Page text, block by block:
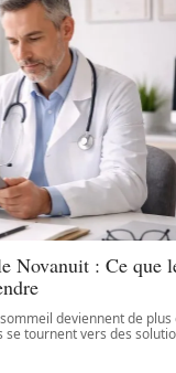
Novanuit : Ce que
deviennent de plus
tournent vers des